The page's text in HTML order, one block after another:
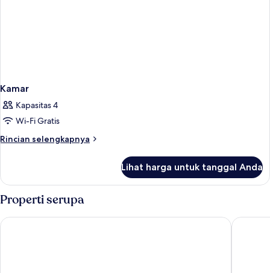
Kamar
Kapasitas 4
Wi-Fi Gratis
Rincian selengkapnya
Rincian
Kamar
Lihat harga untuk tanggal Anda
Properti serupa
Palazzo Veneziano Venezia